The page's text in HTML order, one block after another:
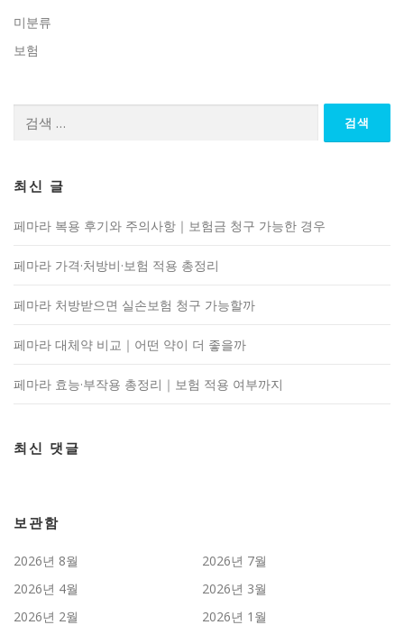
미분류
보험
최신 글
페마라 복용 후기와 주의사항｜보험금 청구 가능한 경우
페마라 가격·처방비·보험 적용 총정리
페마라 처방받으면 실손보험 청구 가능할까
페마라 대체약 비교｜어떤 약이 더 좋을까
페마라 효능·부작용 총정리｜보험 적용 여부까지
최신 댓글
보관함
2026년 8월
2026년 7월
2026년 4월
2026년 3월
2026년 2월
2026년 1월